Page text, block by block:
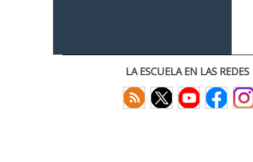
LA ESCUELA EN LAS REDES